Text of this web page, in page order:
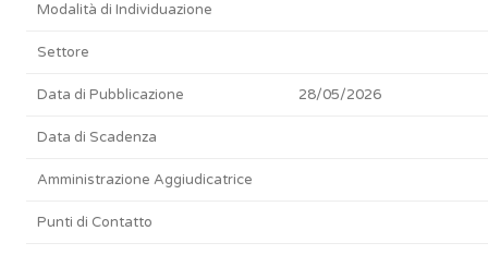
Modalità di Individuazione
Settore
Data di Pubblicazione 28/05/2026
Data di Scadenza
Amministrazione Aggiudicatrice
Punti di Contatto